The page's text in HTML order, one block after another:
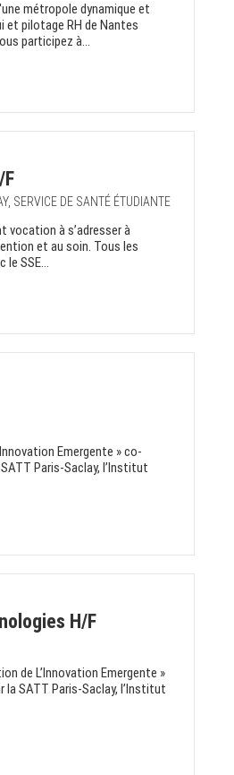
métropole dynamique et
et pilotage RH de Nantes
participez à...
F
SERVICE DE SANTÉ ÉTUDIANTE
vocation à s’adresser à
et au soin. Tous les
SSE...
Emergente » co-
Paris-Saclay, l’Institut
H/F
de L’Innovation Emergente »
la SATT Paris-Saclay, l’Institut